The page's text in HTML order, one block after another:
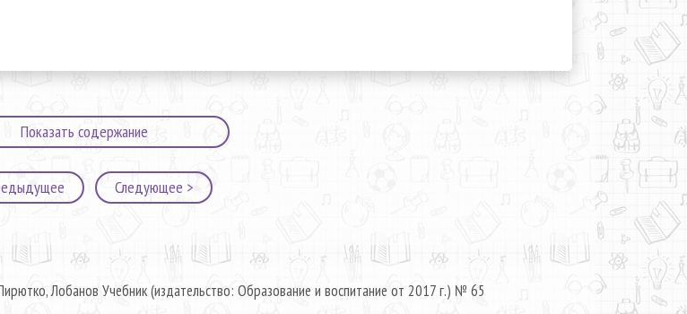
Показать содержание
Следующее >
Лобанов Учебник (издательство: Образование и воспитание от 2017 г.) № 65